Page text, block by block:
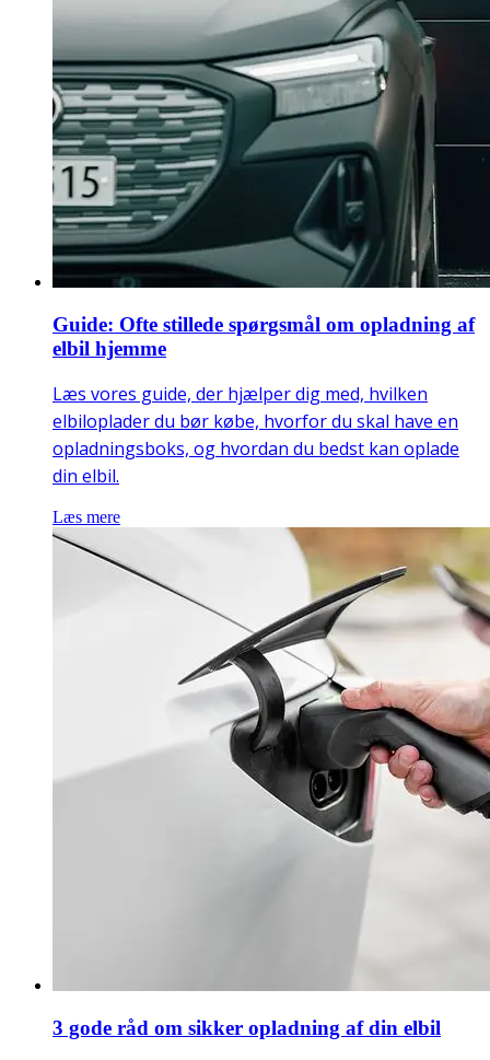
Guide: Ofte stillede spørgsmål om opladning af
elbil hjemme
Læs vores guide, der hjælper dig med, hvilken
elbiloplader du bør købe, hvorfor du skal have en
opladningsboks, og hvordan du bedst kan oplade
din elbil.
Læs mere
3 gode råd om sikker opladning af din elbil